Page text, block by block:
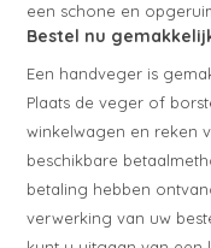
een schone en
Bestel nu
Een handveger is
Plaats de veger of
winkelwagen en reken
beschikbare
betaling hebben
verwerking van uw